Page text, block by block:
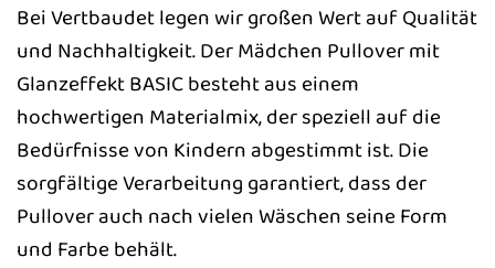
Bei Vertbaudet legen wir großen Wert auf Qualität
und Nachhaltigkeit. Der Mädchen Pullover mit
Glanzeffekt BASIC besteht aus einem
hochwertigen Materialmix, der speziell auf die
Bedürfnisse von Kindern abgestimmt ist. Die
sorgfältige Verarbeitung garantiert, dass der
Pullover auch nach vielen Wäschen seine Form
und Farbe behält.